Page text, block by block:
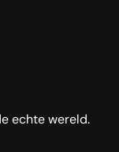
echte wereld.